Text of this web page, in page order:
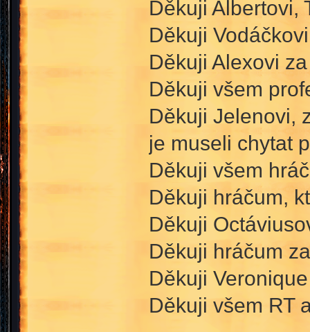
Děkuji Albertovi,
Děkuji
Děkuji Alexovi
Děkuji všem
Děkuji Jelenovi,
je museli chytat
Děkuji všem
Děkuji hráčum,
Děkuji
Děkuji hráčum
Děkuji
Děkuji všem RT